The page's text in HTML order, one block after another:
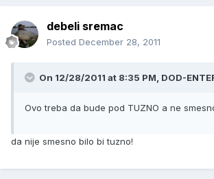
debeli sremac
Posted December 28, 2011
On 12/28/2011 at 8:35 PM, DOD-
Ovo treba da bude pod TUZNO a ne
da nije smesno bilo bi tuzno!